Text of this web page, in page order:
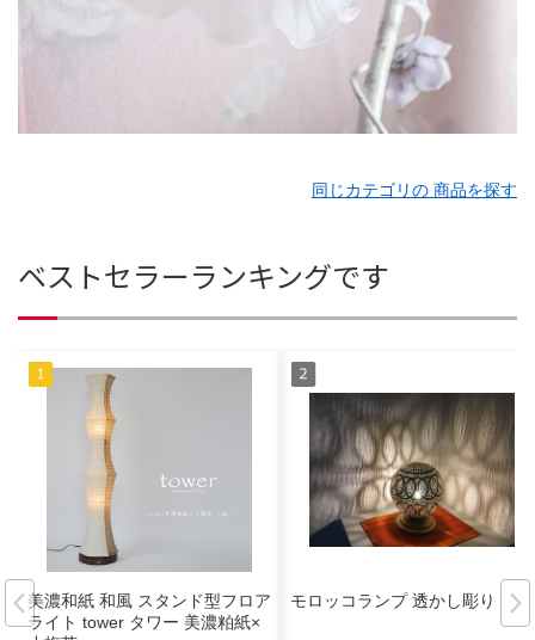
同じカテゴリの 商品を探す
ベストセラーランキングです
美濃和紙 和風 スタンド型フロア
ライト tower タワー 美濃粕紙×
モロッコランプ 透かし彫り